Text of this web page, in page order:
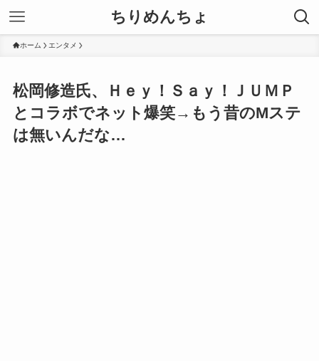
ちりめんちょ
ホーム エンタメ
松岡修造氏、Ｈｅｙ！Ｓａｙ！ＪＵＭＰ
とコラボでネット爆笑→もう昔のMステ
は無いんだな…